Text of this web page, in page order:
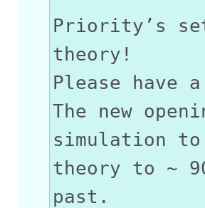
Priority’s set
theory!
Please
The new
simulation to
theory to ~
past.